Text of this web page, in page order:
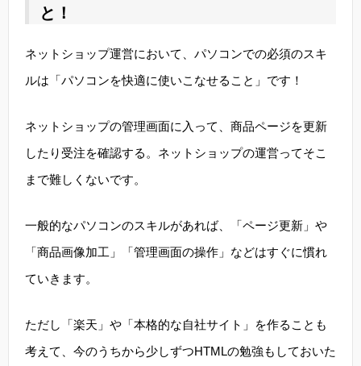
と！
ネットショップ運営において、パソコンでの必須のスキ
ルは「パソコンを快適に使いこなせること」です！
ネットショップの管理画面に入って、商品ページを更新
したり受注を確認する。ネットショップの運営ってそこ
まで難しくないです。
一般的なパソコンのスキルがあれば、「ページ更新」や
「商品画像加工」「管理画面の操作」などはすぐに慣れ
ていきます。
ただし「楽天」や「本格的な自社サイト」を作ることも
考えて、今のうちから少しずつHTMLの勉強もしておいた